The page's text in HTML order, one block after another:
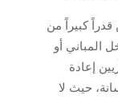
كبيراً من
المباني أو
إعادة
حيث لا